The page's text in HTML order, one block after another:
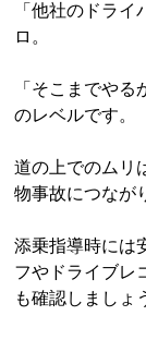
「他社のドラ
ロ。
「そこまでや
のレベルです。
道の上でのムリ
物事故につなが
添乗指導時には
フやドライブレ
も確認しましょ